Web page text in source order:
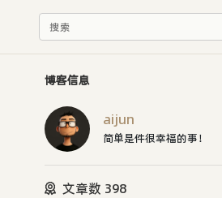
博客信息
aijun
简单是件很幸福的事！
文章数 398